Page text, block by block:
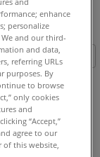
2020 2019
enhance
personalize
and our third-
and data,
referring URLs
purposes. By
to browse
only cookies
and
“Accept,”
agree to our
this website,